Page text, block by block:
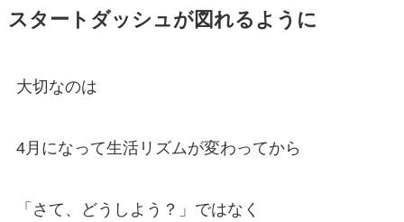
スタートダッシュが図れるように
大切なのは
4月になって生活リズムが変わってから
「さて、どうしよう？」ではなく